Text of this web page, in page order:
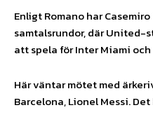
Enligt Romano har
samtalsrundor, där United-
att spela för Inter Miami och
Här väntar mötet med
Barcelona, Lionel Messi.